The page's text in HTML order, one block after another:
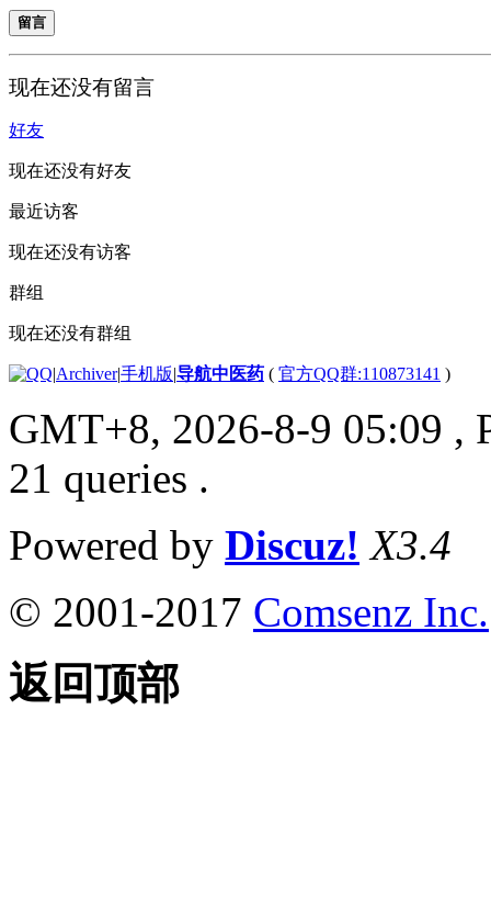
留言
现在还没有留言
好友
现在还没有好友
最近访客
现在还没有访客
群组
现在还没有群组
|Archiver|手机版|导航中医药 ( 官方QQ群:110873141 )
GMT+8, 2026-8-9 05:09 ,
21 queries .
Powered by Discuz! X3.4
© 2001-2017 Comsenz Inc.
返回顶部